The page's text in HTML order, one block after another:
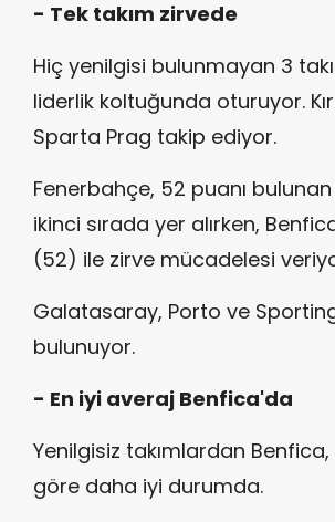
- Tek takım zirvede
Hiç yenilgisi bulunmayan 3
liderlik koltuğunda oturuyor.
Sparta Prag takip ediyor.
Fenerbahçe, 52 puanı
ikinci sırada yer alırken,
(52) ile zirve mücadelesi
Galatasaray, Porto ve
bulunuyor.
- En iyi averaj Benfica'da
Yenilgisiz takımlardan
göre daha iyi durumda.